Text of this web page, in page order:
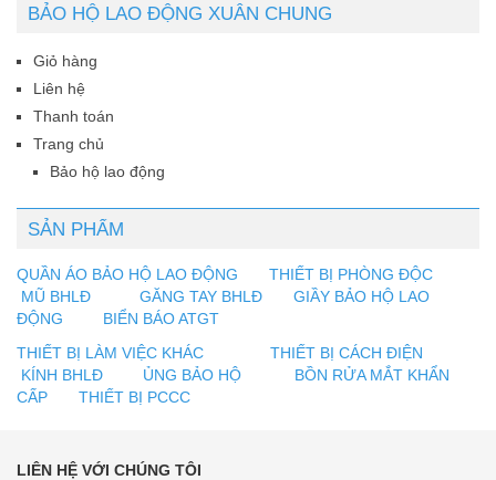
BẢO HỘ LAO ĐỘNG XUÂN CHUNG
Giỏ hàng
Liên hệ
Thanh toán
Trang chủ
Bảo hộ lao động
SẢN PHẨM
QUẦN ÁO BẢO HỘ LAO ĐỘNG
THIẾT BỊ PHÒNG ĐỘC
MŨ BHLĐ
GĂNG TAY BHLĐ
GIẦY BẢO HỘ LAO
ĐỘNG
BIỂN BÁO ATGT
THIẾT BỊ LÀM VIỆC KHÁC
THIẾT BỊ CÁCH ĐIỆN
KÍNH BHLĐ
ỦNG BẢO HỘ
BỒN RỬA MẮT KHẨN
CẤP
THIẾT BỊ PCCC
LIÊN HỆ VỚI CHÚNG TÔI